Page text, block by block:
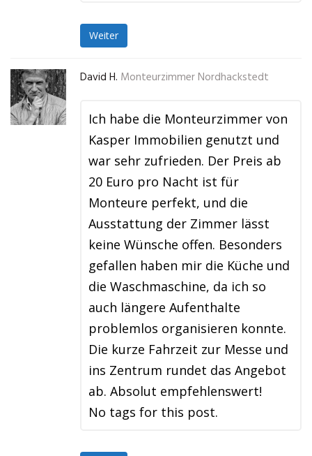
Weiter
David H. Monteurzimmer Nordhackstedt
Ich habe die Monteurzimmer von
Kasper Immobilien genutzt und
war sehr zufrieden. Der Preis ab
20 Euro pro Nacht ist für
Monteure perfekt, und die
Ausstattung der Zimmer lässt
keine Wünsche offen. Besonders
gefallen haben mir die Küche und
die Waschmaschine, da ich so
auch längere Aufenthalte
problemlos organisieren konnte.
Die kurze Fahrzeit zur Messe und
ins Zentrum rundet das Angebot
ab. Absolut empfehlenswert!
No tags for this post.